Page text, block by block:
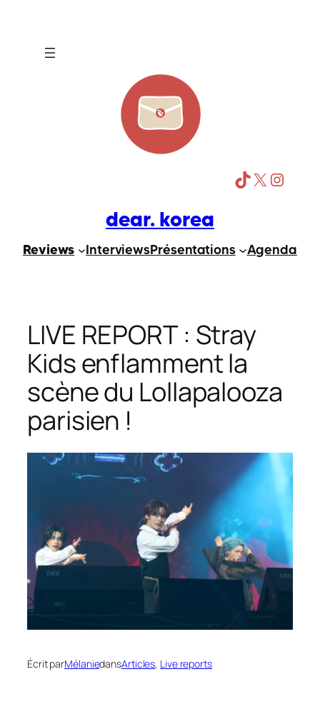
contenu
TikTok X Instagram
dear. korea
Reviews InterviewsPrésentations Agenda
LIVE REPORT : Stray
Kids enflamment la
scène du Lollapalooza
parisien !
Écrit parMélaniedansArticles, Live reports